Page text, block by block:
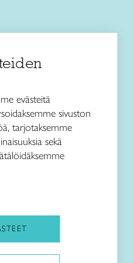
Taito-lehti:
evästeitä
sivuston
tarjotaksemme
sekä